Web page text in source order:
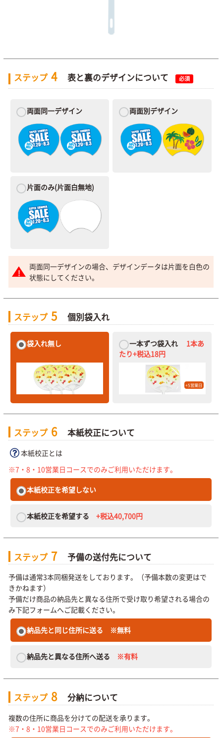
ステップ 4 表と裏のデザインについて 必須
両面同一デザイン 両面別デザイン
片面のみ(片面白無地)
両面同一デザインの場合、デザインデータは片面を白色の
状態にしてください。
ステップ 5 個別袋入れ
袋入れ無し 一本ずつ袋入れ
1本あ
たり+税込18円
+5営業日
ステップ 6 本紙校正について
本紙校正とは
※7・8・10営業日コースでのみご利用いただけます。
本紙校正を希望しない
本紙校正を希望する +税込40,700円
ステップ 7 予備の送付先について
予備は通常3本同梱発送をしております。（予備本数の変更はで
きかねます）
予備だけ商品の納品先と異なる住所で受け取り希望される場合の
み下記フォームへご記載ください。
納品先と同じ住所に送る ※無料
納品先と異なる住所へ送る ※有料
ステップ 8 分納について
複数の住所に商品を分けての配送を承ります。
※7・8・10営業日コースでのみご利用いただけます。